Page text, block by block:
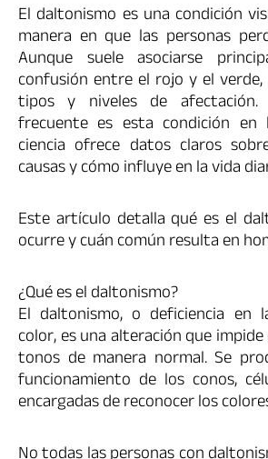
El daltonismo es una condición
manera en que las personas
Aunque suele asociarse
confusión entre el rojo y el
tipos y niveles de
frecuente es esta condición en
ciencia ofrece datos claros
causas y cómo influye en la vida
Este artículo detalla qué es el
ocurre y cuán común resulta en
¿Qué es el daltonismo?
El daltonismo, o deficiencia en
color, es una alteración que
tonos de manera normal. Se
funcionamiento de los conos,
encargadas de reconocer los